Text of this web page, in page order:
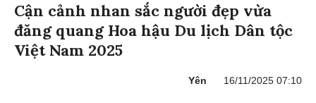
Cận cảnh nhan sắc người đẹp vừa
đăng quang Hoa hậu Du lịch Dân tộc
Việt Nam 2025
Yên 16/11/2025 07:10